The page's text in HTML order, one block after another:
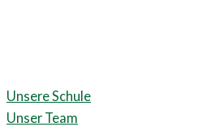
Unsere Schule
Unser Team